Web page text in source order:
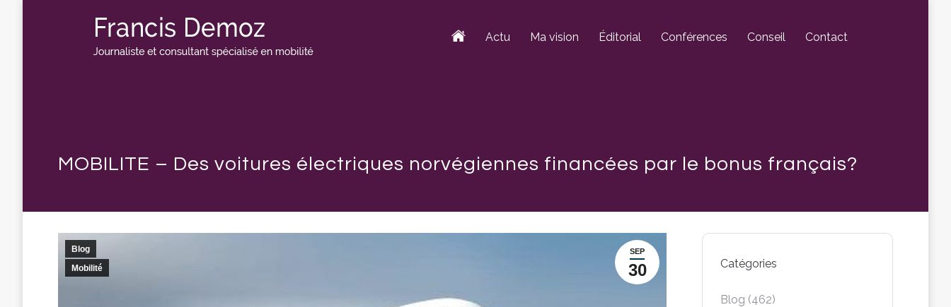
Actu Ma vision Éditorial Conférences Conseil Contact
MOBILITE – Des voitures électriques norvégiennes financées par le bonus français?
SEP
30
Blog
Mobilité
Catégories
Blog (462)